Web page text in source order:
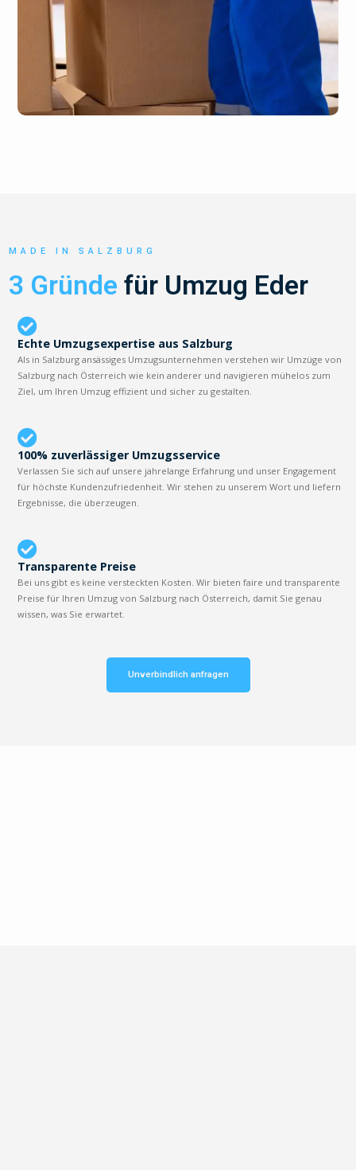
MADE IN SALZBURG
3 Gründe für Umzug Eder
Echte Umzugsexpertise aus Salzburg
Als in Salzburg ansässiges Umzugsunternehmen verstehen wir Umzüge von
Salzburg nach Österreich wie kein anderer und navigieren mühelos zum
Ziel, um Ihren Umzug effizient und sicher zu gestalten.
100% zuverlässiger Umzugsservice
Verlassen Sie sich auf unsere jahrelange Erfahrung und unser Engagement
für höchste Kundenzufriedenheit. Wir stehen zu unserem Wort und liefern
Ergebnisse, die überzeugen.
Transparente Preise
Bei uns gibt es keine versteckten Kosten. Wir bieten faire und transparente
Preise für Ihren Umzug von Salzburg nach Österreich, damit Sie genau
wissen, was Sie erwartet.
Unverbindlich anfragen